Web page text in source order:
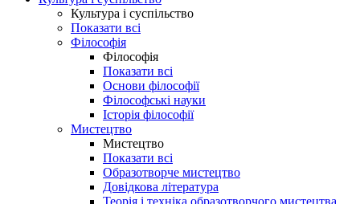
Культура і суспільство
Показати всі
Філософія
Філософія
Показати всі
Основи філософії
Філософські науки
Історія філософії
Мистецтво
Мистецтво
Показати всі
Образотворче мистецтво
Довідкова література
Теорія і техніка образотворчого мистецтва